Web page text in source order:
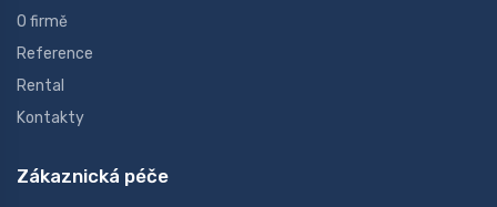
O firmě
Reference
Rental
Kontakty
Zákaznická péče